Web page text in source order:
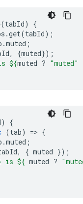
(tabId)
{
.get(tabId);
.muted ;
, {muted});
${muted ? "muted"
)
{
(tab) => {
.muted ;
, { muted });
is ${ muted ?